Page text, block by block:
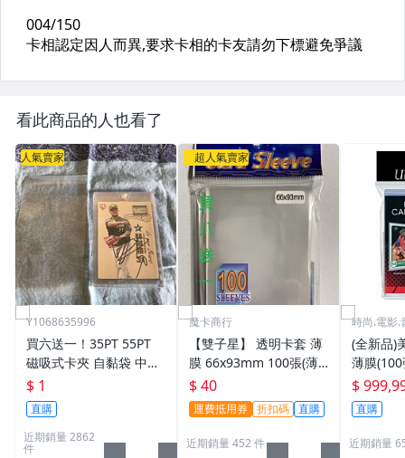
看此商品的人也看了
人氣賣家
Y1068635996
買六送一！35PT 55PT
磁吸式卡夾 自黏袋 中華
職棒球員卡 遊戲王 寶可
夢PTCG 漫威 ultra pro
可用
$ 1
直購
近期銷量 2862
件
超人氣賣家
魔卡商行
【雙子星】 透明卡套 薄
膜 66x93mm 100張(薄)
適用 BBM MLB Topps C
PBL 球員卡
$ 40
運費抵用券 折扣碼 直購
近期銷量 452 件
時尚.電影.
(全新品)
薄膜
次到貨
$
直購
近期銷量